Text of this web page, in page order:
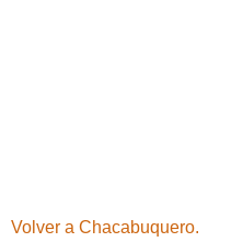
Volver a Chacabuquero.